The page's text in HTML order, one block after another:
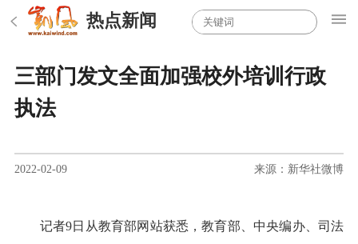
热点新闻
三部门发文全面加强校外培训行政
执法
2022-02-09 来源：新华社微博
记者9日从教育部网站获悉，教育部、中央编办、司法